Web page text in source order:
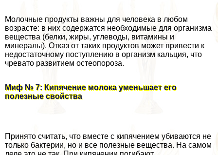
Молочные продукты важны для человека в любом
возрасте: в них содержатся необходимые для организма
вещества (белки, жиры, углеводы, витамины и
минералы). Отказ от таких продуктов может привести к
недостаточному поступлению в организм кальция, что
чревато развитием остеопороза.
Миф № 7: Кипячение молока уменьшает его
полезные свойства
Принято считать, что вместе с кипячением убиваются не
только бактерии, но и все полезные вещества. На самом